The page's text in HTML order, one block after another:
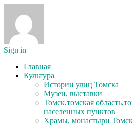
Sign in
Главная
Культура
Истории улиц Томска
Музеи, выставки
Томск,томская
населенных пунктов
Храмы, монастыри